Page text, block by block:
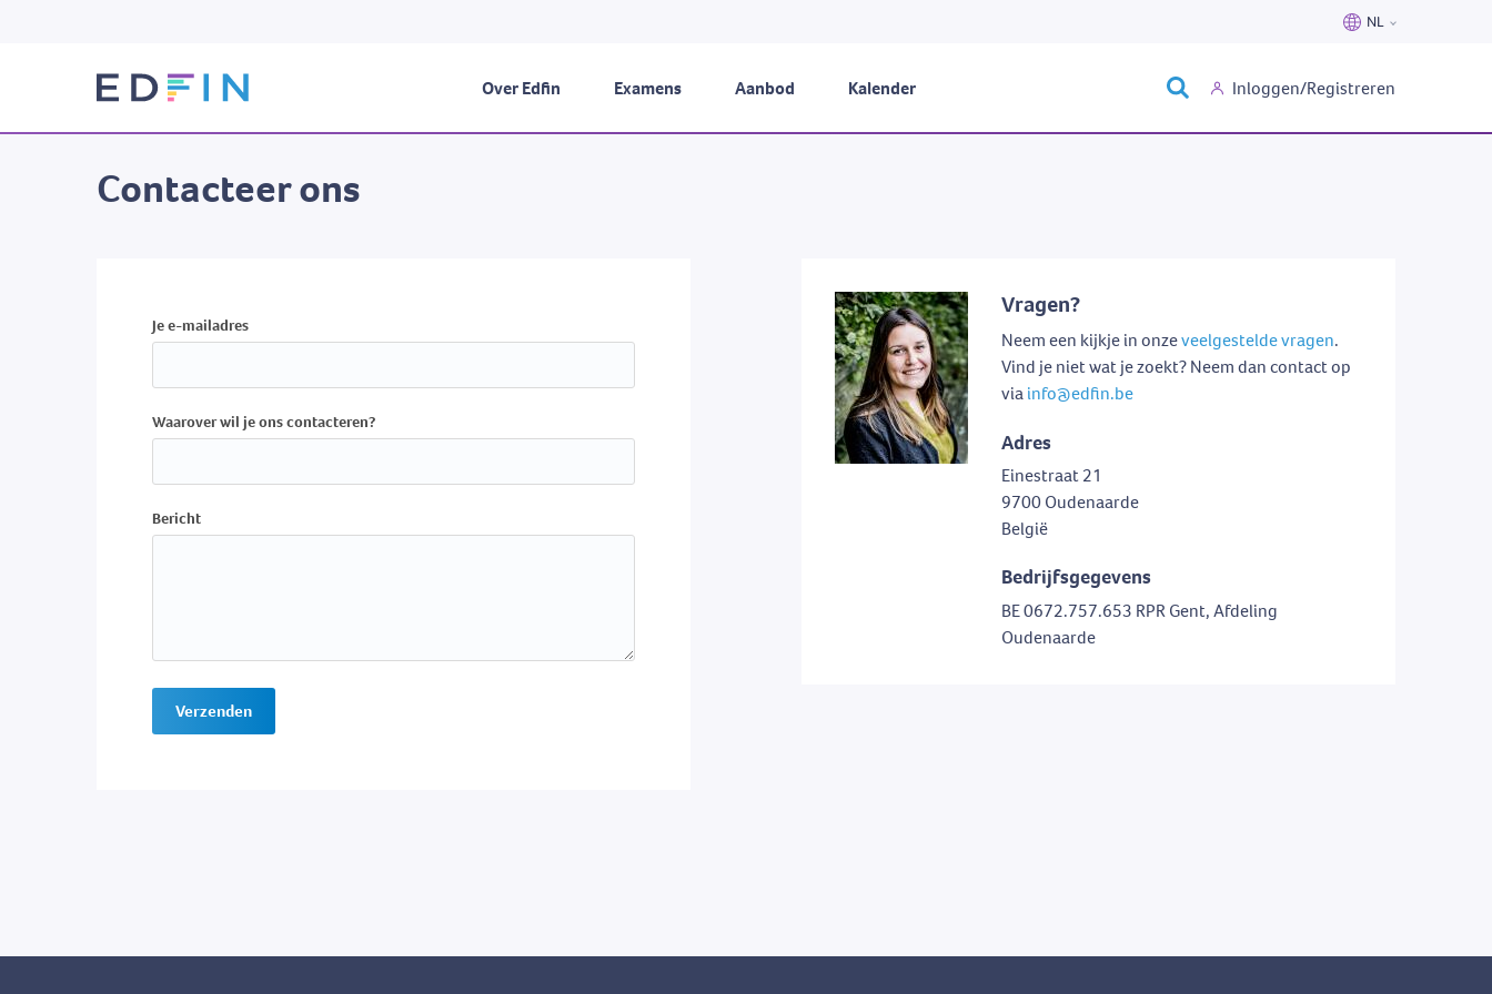
NL
Français
Over Edfin Examens Aanbod Kalender Inloggen/Registreren
Contacteer ons
Je e-mailadres
Waarover wil je ons contacteren?
Bericht
Verzenden
Vragen?
Neem een kijkje in onzeveelgestelde vragen.
Vind je niet wat je zoekt? Neem dan contact op
viainfo@edfin.be
Adres
Einestraat 21
9700 Oudenaarde
België
Bedrijfsgegevens
BE 0672.757.653 RPR Gent, Afdeling
Oudenaarde